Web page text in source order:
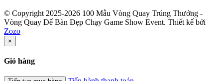
© Copyright 2025-2026 100 Mẫu Vòng Quay Trúng Thưởng -
Vòng Quay Để Bàn Đẹp Chạy Game Show Event. Thiết kế bởi
Zozo
×
Giỏ hàng